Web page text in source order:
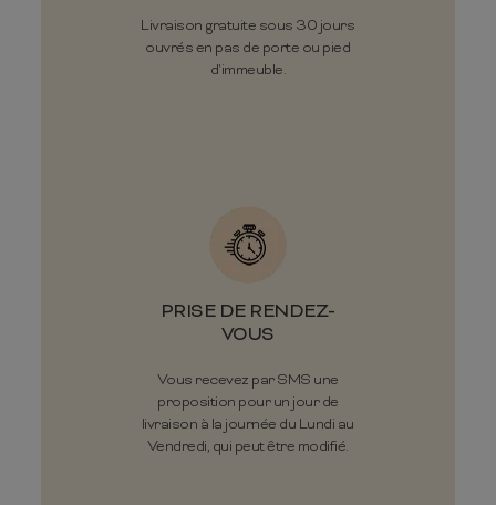
Livraison gratuite sous 30 jours
ouvrés en pas de porte ou pied
d'immeuble.
PRISE DE RENDEZ-
VOUS
Vous recevez par SMS une
proposition pour un jour de
livraison à la journée du Lundi au
Vendredi, qui peut être modifié.